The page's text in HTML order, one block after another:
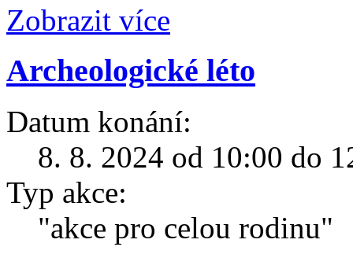
Zobrazit více
Archeologické léto
Datum konání:
8. 8. 2024 od 10:00 do
Typ akce:
"akce pro celou rodinu"